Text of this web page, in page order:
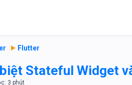
Flutter
Stateful Widget